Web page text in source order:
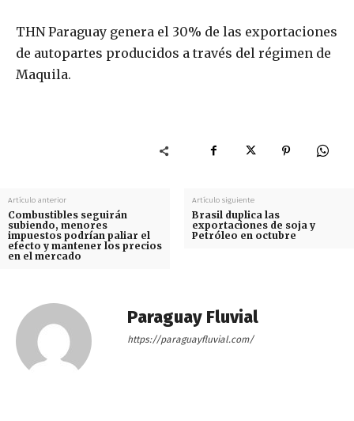
THN Paraguay genera el 30% de las exportaciones
de autopartes producidos a través del régimen de
Maquila.
Artículo anterior
Combustibles seguirán
subiendo, menores
impuestos podrían paliar el
efecto y mantener los precios
en el mercado
Artículo siguiente
Brasil duplica las
exportaciones de soja y
Petróleo en octubre
Paraguay Fluvial
https://paraguayfluvial.com/